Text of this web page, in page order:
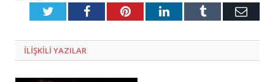
TwitterFacebookPinterestLinkedInTumblr E-
ILIŞKILI YAZILAR